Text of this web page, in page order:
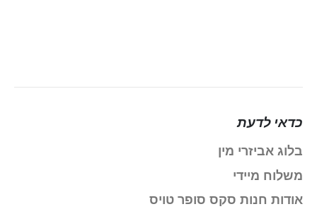
כדאי לדעת
בלוג אביזרי מין
משלוח מיידי
אודות חנות סקס סופר טויס